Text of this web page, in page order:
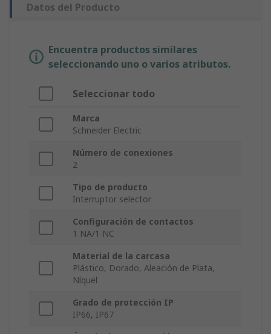
Datos del Producto
Encuentra productos similares
seleccionando uno o varios atributos.
Seleccionar todo
Marca
Schneider Electric
Número de conexiones
2
Tipo de producto
Interruptor selector
Configuración de contactos
1 NA/1 NC
Material de la carcasa
Plástico, Dorado, Aleación de Plata,
Níquel
Grado de protección IP
IP66, IP67